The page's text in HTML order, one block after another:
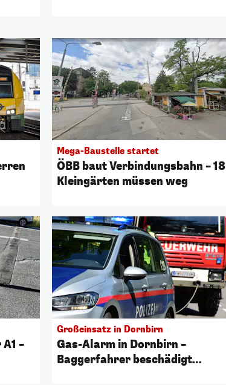
Mega-Baustelle startet
ÖBB baut Verbindungsbahn – 18
Kleingärten müssen weg
–
Großeinsatz in Dornbirn
Gas-Alarm in Dornbirn –
Baggerfahrer beschädigt